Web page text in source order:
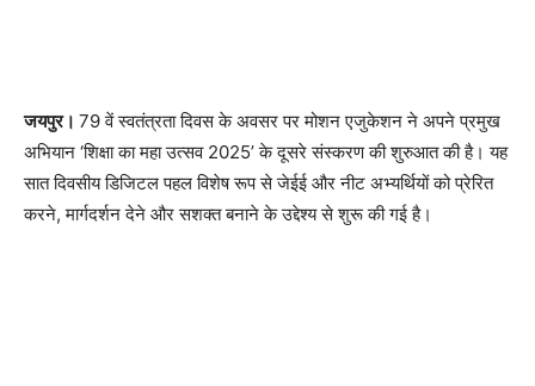
जयपुर। 79 वें स्वतंत्रता दिवस के अवसर पर मोशन एजुकेशन ने अपने प्रमुख
अभियान ‘शिक्षा का महा उत्सव 2025’ के दूसरे संस्करण की शुरुआत की है। यह
सात दिवसीय डिजिटल पहल विशेष रूप से जेईई और नीट अभ्यर्थियों को प्रेरित
करने, मार्गदर्शन देने और सशक्त बनाने के उद्देश्य से शुरू की गई है।